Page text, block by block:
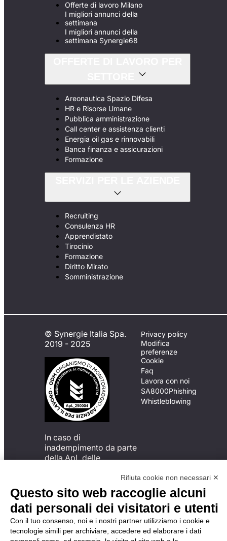
Offerte di lavoro Milano
I migliori annunci della
settimana
I migliori annunci della
settimana Synergie68
Areonautica Spazio Difesa
HR e Risorse Umane
Pubblica amministrazione
Call center e assistenza clienti
Energia oil gas e rinnovabili
Banca finanza e assicurazioni
Formazione
Recruiting
Consulenza HR
Apprendistato
Tirocinio
Formazione
Diritto Mirato
Somministrazione
© Synergie Italia Spa.
2019 - 2025
In caso di
inadempimento da parte
della ApL delle
del Codice di Condotta, è
possibile presentare un
reclamo
all’Organismo di
Monitoraggio utilizzando
una delle modalità
descritte al seguente
Privacy policy
Modifica
preferenze
Cookie
Faq
Lavora con noi
SA8000Phishing
Whistleblowing
Rifiuta cookie non necessari ✕
Questo sito web raccoglie alcuni
dati personali dei visitatori e utenti
Con il tuo consenso, noi e i nostri partner utilizziamo i cookie e
tecnologie simili per archiviare, accedere ed elaborare i dati